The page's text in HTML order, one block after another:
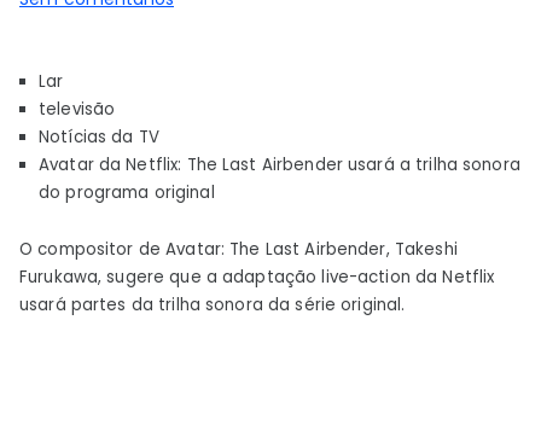
usará
a
trilha
sonora
do
Lar
televisão
Notícias da TV
Avatar da Netflix: The Last Airbender usará a trilha sonora
do programa original
O compositor de Avatar: The Last Airbender, Takeshi
Furukawa, sugere que a adaptação live-action da Netflix
usará partes da trilha sonora da série original.